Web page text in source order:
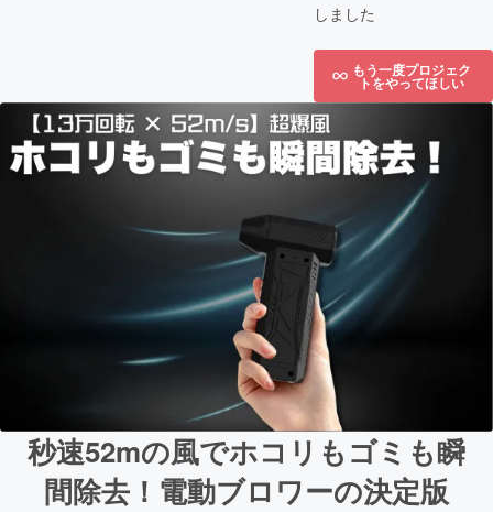
しました
もう一度プロジェク
トをやってほしい
秒速52mの風でホコリもゴミも瞬
間除去！電動ブロワーの決定版